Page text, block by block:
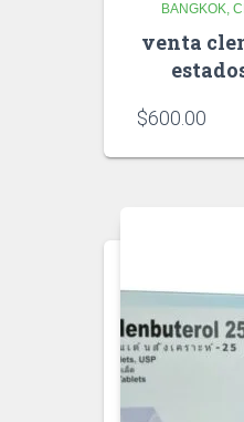
BANGKOK
venta
$600.00